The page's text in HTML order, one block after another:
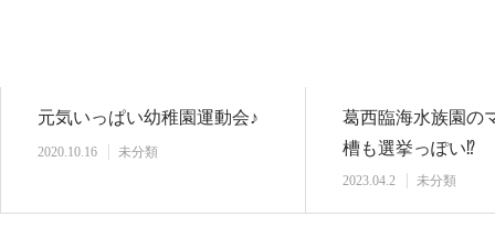
元気いっぱい幼稚園運動会♪
2020.10.16 未分類
葛西臨海水族園の
槽も選挙っぽい⁉️
2023.04.2 未分類